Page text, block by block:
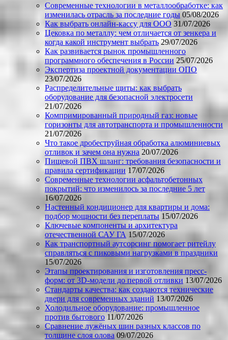
Современные технологии в металлообработке: как
изменилась отрасль за последние годы 05/08/2026
Как выбрать онлайн-кассу для ООО 31/07/2026
Цековка по металлу: чем отличается от зенкера и
когда какой инструмент выбрать 29/07/2026
Как развивается рынок промышленного
программного обеспечения в России 25/07/2026
Экспертиза проектной документации ОПО
23/07/2026
Распределительные щиты: как выбрать
оборудование для безопасной электросети
21/07/2026
Компримированный природный газ: новые
горизонты для автотранспорта и промышленности
21/07/2026
Что такое дробеструйная обработка алюминиевых
отливок и зачем она нужна 20/07/2026
Пищевой ПВХ шланг: требования безопасности и
правила сертификации 17/07/2026
Современные технологии асфальтобетонных
покрытий: что изменилось за последние 5 лет
16/07/2026
Настенный кондиционер для квартиры и дома:
подбор мощности без переплаты 15/07/2026
Ключевые компоненты и архитектура
отечественной САУ ГА 15/07/2026
Как транспортный аутсорсинг помогает ритейлу
справляться с пиковыми нагрузками в праздники
15/07/2026
Этапы проектирования и изготовления пресс-
форм: от 3D-модели до первой отливки 13/07/2026
Стандарты качества: как создаются технические
двери для современных зданий 13/07/2026
Холодильное оборудование: промышленное
против бытового 11/07/2026
Сравнение лужёных шин разных классов по
толщине слоя олова 09/07/2026